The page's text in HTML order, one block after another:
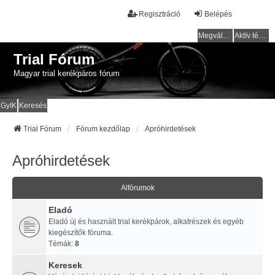
Belépés
Regisztráció
Megválaszolatlan témák Aktív témák
Trial Fórum
Magyar trial kerékpáros fórum
GyIK Keresés
Trial Fórum Fórum kezdőlap Apróhirdetések
Apróhirdetések
Alfórumok
Eladó
Eladó új és használt trial kerékpárok, alkatrészek és egyéb
kiegészítők fóruma.
Témák: 8
Keresek